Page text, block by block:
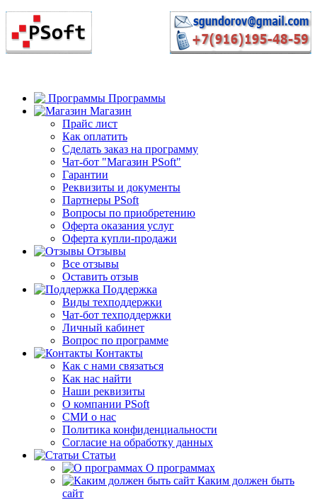
Программы
Магазин
Прайс лист
Как оплатить
Сделать заказ на программу
Чат-бот "Магазин PSoft"
Гарантии
Реквизиты и документы
Партнеры PSoft
Вопросы по приобретению
Оферта оказания услуг
Оферта купли-продажи
Отзывы
Все отзывы
Оставить отзыв
Поддержка
Виды техподдержки
Чат-бот техподдержки
Личный кабинет
Вопрос по программе
Контакты
Как с нами связаться
Как нас найти
Наши реквизиты
О компании PSoft
СМИ о нас
Политика конфиденциальности
Согласие на обработку данных
Статьи
О программах
Каким должен быть
сайт